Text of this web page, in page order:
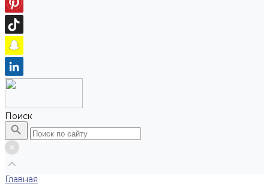
Поиск
Главная